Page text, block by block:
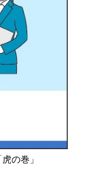
の巻」